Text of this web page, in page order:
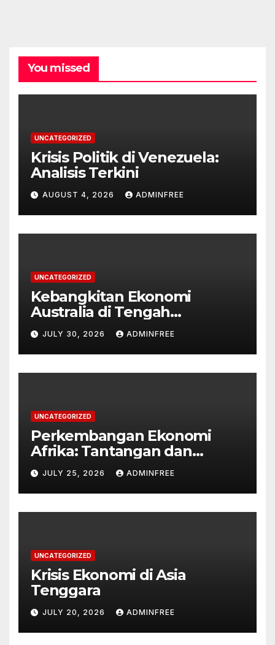
You missed
UNCATEGORIZED
Krisis Politik di Venezuela:
Analisis Terkini
AUGUST 4, 2026 ADMINFREE
UNCATEGORIZED
Kebangkitan Ekonomi
Australia di Tengah
Tantangan Global
JULY 30, 2026 ADMINFREE
UNCATEGORIZED
Perkembangan Ekonomi
Afrika: Tantangan dan
Peluang
JULY 25, 2026 ADMINFREE
UNCATEGORIZED
Krisis Ekonomi di Asia
Tenggara
JULY 20, 2026 ADMINFREE